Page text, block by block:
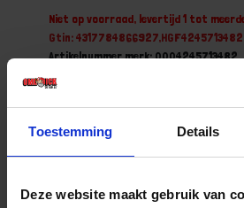
Toestemming Details
Deze website maakt gebruik van
Niet op voorraad, levertijd 1 tot
Gtin: 4317784866927,HGF4245713482
Artikelnummer merk: 0004245713482
-